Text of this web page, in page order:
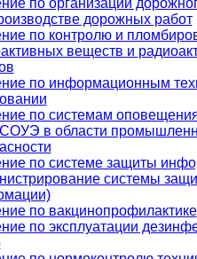
дорожных работ
по контролю и
веществ и
по информационным
по системам
в области
по системе защиты
системы
по вакцинопрофилактике
по эксплуатации